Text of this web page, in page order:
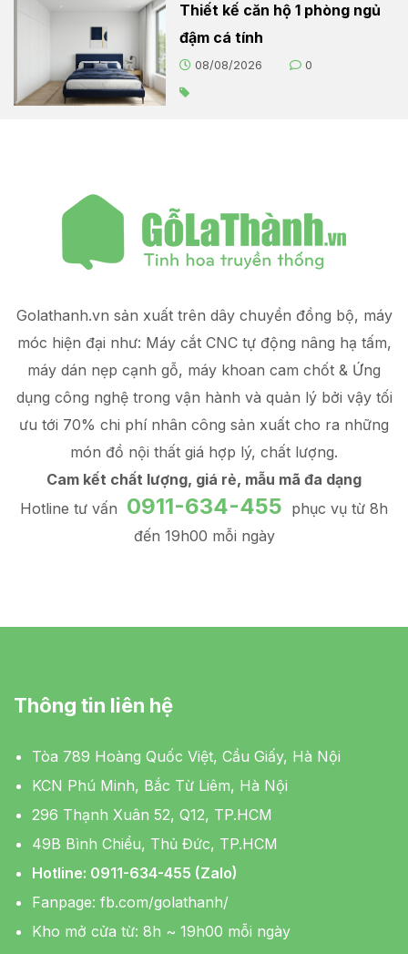
Thiết kế căn hộ 1 phòng ngủ
đậm cá tính
08/08/2026 0
Golathanh.vn sản xuất trên dây chuyền đồng bộ, máy
móc hiện đại như: Máy cắt CNC tự động nâng hạ tấm,
máy dán nẹp cạnh gỗ, máy khoan cam chốt & Ứng
dụng công nghệ trong vận hành và quản lý bởi vậy tối
ưu tới 70% chi phí nhân công sản xuất cho ra những
món đồ nội thất giá hợp lý, chất lượng.
Cam kết chất lượng, giá rẻ, mẫu mã đa dạng
Hotline tư vấn 0911-634-455 phục vụ từ 8h
đến 19h00 mỗi ngày
Thông tin liên hệ
Tòa 789 Hoàng Quốc Việt, Cầu Giấy, Hà Nội
KCN Phú Minh, Bắc Từ Liêm, Hà Nội
296 Thạnh Xuân 52, Q12, TP.HCM
49B Bình Chiểu, Thủ Đức, TP.HCM
Hotline: 0911-634-455 (Zalo)
Fanpage: fb.com/golathanh/
Kho mở cửa từ: 8h ~ 19h00 mỗi ngày